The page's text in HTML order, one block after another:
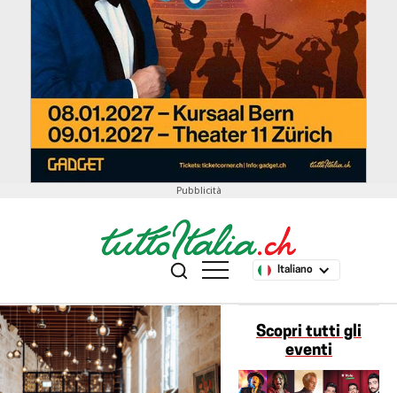
Pubblicità
Italiano
Scopri tutti gli
eventi